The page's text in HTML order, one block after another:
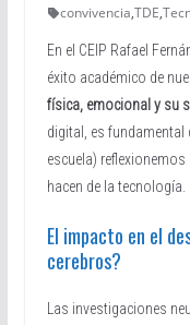
convivencia,TDE,
En el CEIP Rafael
éxito académico de
física, emocional y su
digital, es
escuela)
hacen de la tecnología.
El impacto en el
cerebros?
Las investigaciones